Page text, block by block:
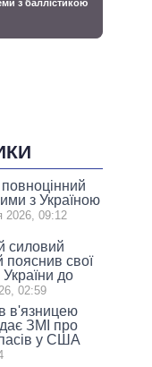
з Україною
2026, 09:12
силовий
пояснив свої
до
02:59
в'язницею
ЗМІ про
у США